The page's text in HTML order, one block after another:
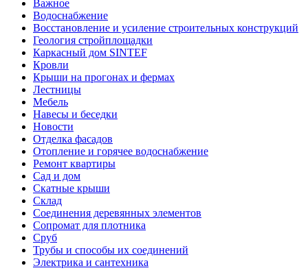
Важное
Водоснабжение
Восстановление и усиление строительных конструкций
Геология стройплощадки
Каркасный дом SINTEF
Кровли
Крыши на прогонах и фермах
Лестницы
Мебель
Навесы и беседки
Новости
Отделка фасадов
Отопление и горячее водоснабжение
Ремонт квартиры
Сад и дом
Скатные крыши
Склад
Соединения деревянных элементов
Сопромат для плотника
Сруб
Трубы и способы их соединений
Электрика и сантехника